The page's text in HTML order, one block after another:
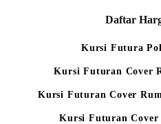
Daftar
Kursi Futura
Kursi Futuran Cover
Kursi Futuran Cover
Kursi Futuran Cover